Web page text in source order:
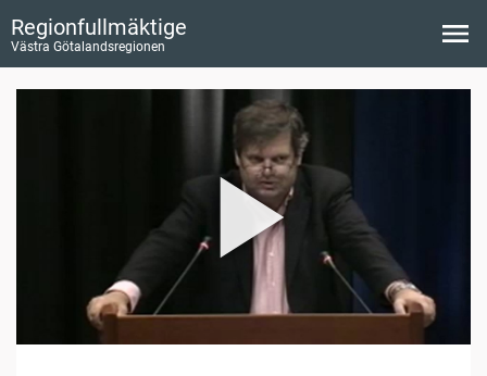
Regionfullmäktige
Västra Götalandsregionen